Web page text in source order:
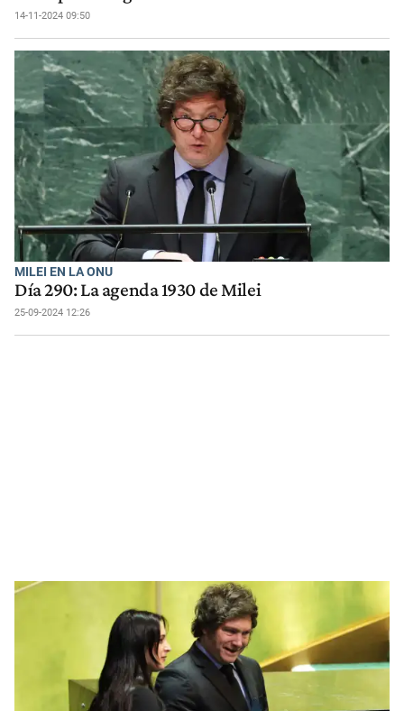
14-11-2024 09:50
MILEI EN LA ONU
Día 290: La agenda 1930 de Milei
25-09-2024 12:26